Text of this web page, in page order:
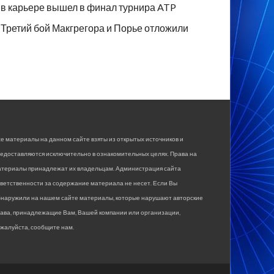
в карьере вышел в финал турнира ATP
Третий бой Макгрегора и Порье отложили
материалы на данном сайте взяты из открытых источников и
исключительно в ознакомительных целях. Права на
принадлежат их владельцам. Администрация сайта
за содержание материала не несет. Если Вы
на нашем сайте материалы, которые нарушают авторские
принадлежащие Вам, Вашей компании или организации,
сообщите нам.